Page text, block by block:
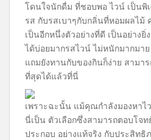
โดนใจนักดื่ม ที่ชอบพอ ไวน์ เป็นพิ
รส กับรสเบาๆกับกลิ่นที่หอมผลไม้
เป็นอีกหนึ่งตัวอย่างที่ดี เป็นอย่างยิ่
ได้บ่อยมากรสไวน์ ไม่หนักมากมา
แถมยังทานกับของกินก็ง่าย สามา
ที่สุดได้แล้วที่นี่
เพราะฉะนั้น แม้คุณกำลังมองหา
นี่เป็น ตัวเลือกซึ่งสามารถตอบโจ
ประกอบ อย่างแท้จริง กับประสิทธิ